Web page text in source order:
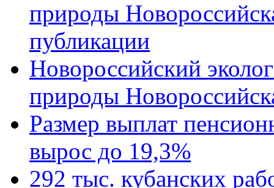
природы
публикации
Новороссийский
природы
Размер выплат
вырос до 19,3%
292 тыс. кубанских